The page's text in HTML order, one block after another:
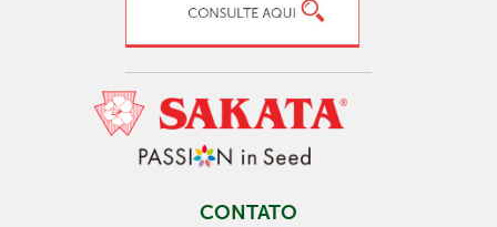
CONTATO